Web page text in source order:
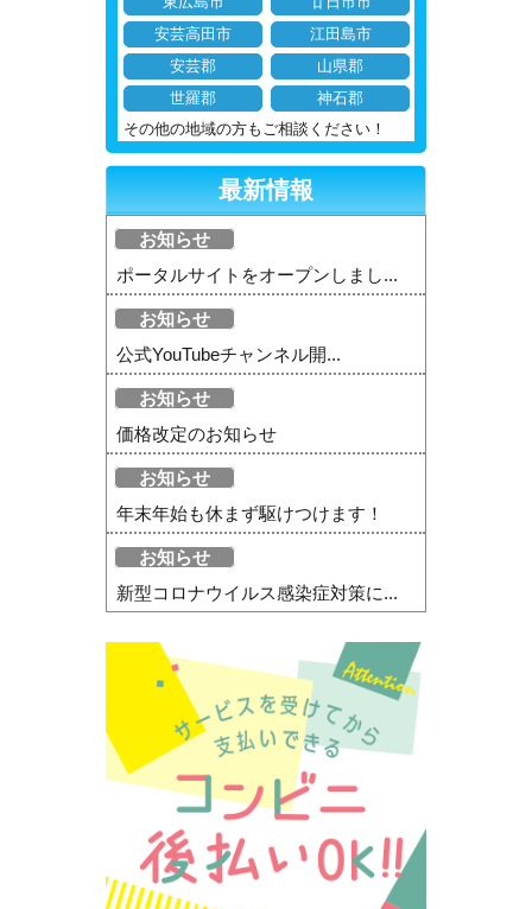
安芸高田市
江田島市
安芸郡
山県郡
世羅郡
神石郡
その他の地域の方もご相談ください！
最新情報
お知らせ
ポータルサイトをオープンしまし...
お知らせ
公式YouTubeチャンネル開...
お知らせ
価格改定のお知らせ
お知らせ
年末年始も休まず駆けつけます！
お知らせ
新型コロナウイルス感染症対策に...